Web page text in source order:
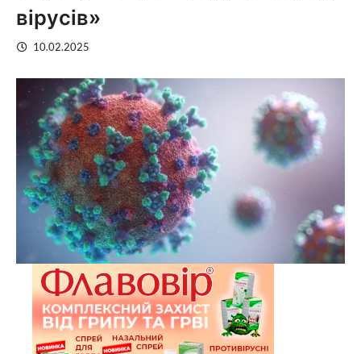
вірусів»
10.02.2025